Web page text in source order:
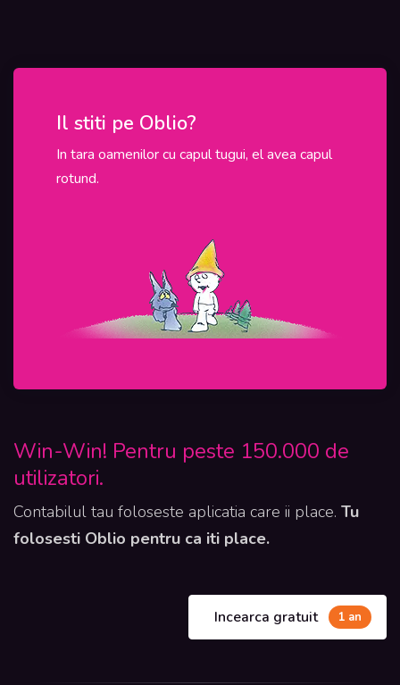
Il stiti pe Oblio?
In tara oamenilor cu capul tugui, el avea capul
rotund.
Win-Win! Pentru peste 150.000 de
utilizatori.
Contabilul tau foloseste aplicatia care ii place. Tu
folosesti Oblio pentru ca iti place.
Incearca gratuit 1 an